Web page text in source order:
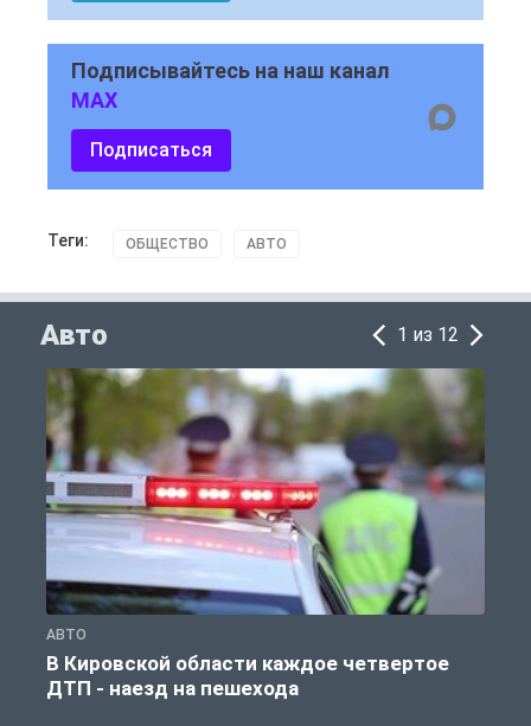
Подписывайтесь на наш канал
MAX
Подписаться
Теги: ОБЩЕСТВО АВТО
Авто 1 из 12
АВТО
В Кировской области каждое четвертое
ДТП - наезд на пешехода